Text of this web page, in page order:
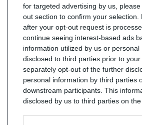
for targeted advertising by us,
out section to confirm your selection.
after your opt-out request is
continue seeing interest-based ads
information utilized by us or personal
disclosed to third parties prior to
separately opt-out of the further
personal information by third parties
downstream participants. This
disclosed by us to third parties on the